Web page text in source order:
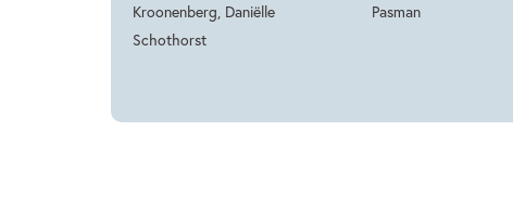
Kroonenberg, Daniëlle
Schothorst
Pasman